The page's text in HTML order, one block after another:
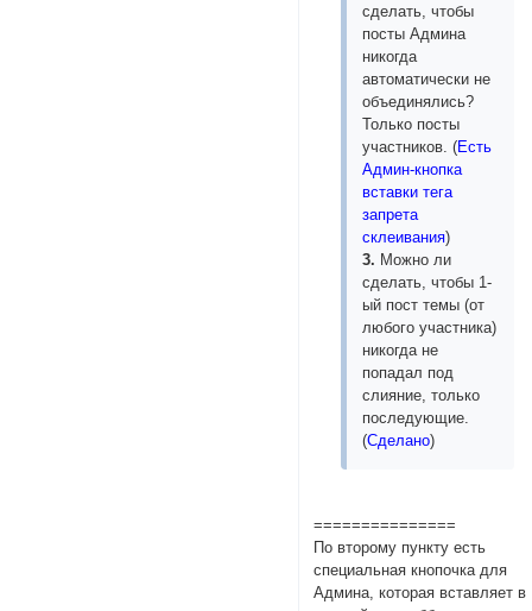
сделать, чтобы
посты Админа
никогда
автоматически не
объединялись?
Только посты
участников. (Есть
Админ-кнопка
вставки тега
запрета
склеивания)
3. Можно ли
сделать, чтобы 1-
ый пост темы (от
любого участника)
никогда не
попадал под
слияние, только
последующие.
(Сделано)
===============
По второму пункту есть
специальная кнопочка для
Админа, которая вставляет в